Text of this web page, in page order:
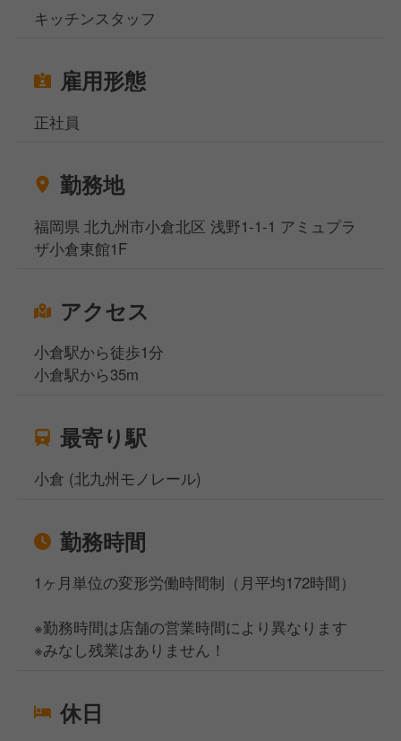
キッチンスタッフ
雇用形態
正社員
勤務地
福岡県 北九州市小倉北区 浅野1-1-1 アミュプラ
ザ小倉東館1F
アクセス
小倉駅から徒歩1分
小倉駅から35m
最寄り駅
小倉 (北九州モノレール)
勤務時間
1ヶ月単位の変形労働時間制（月平均172時間）
※勤務時間は店舗の営業時間により異なります
※みなし残業はありません！
休日